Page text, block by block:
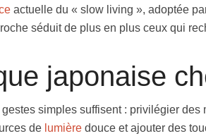
actuelle du « slow living », adoptée
séduit de plus en plus ceux qui
japonaise
simples suffisent : privilégier
de lumière douce et ajouter des